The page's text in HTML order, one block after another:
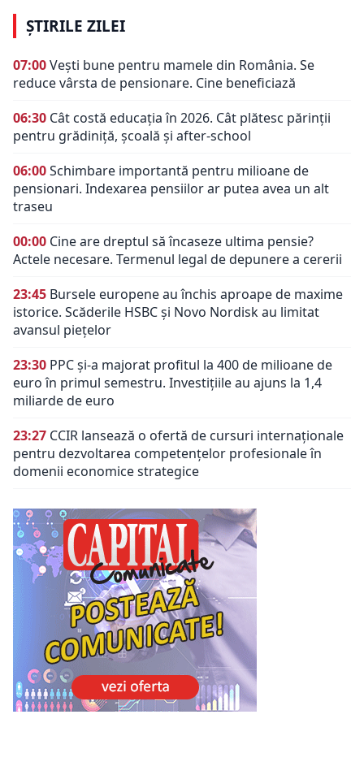
ȘTIRILE ZILEI
07:00Vești bune pentru mamele din România. Se
reduce vârsta de pensionare. Cine beneficiază
06:30 Cât costă educația în 2026. Cât plătesc părinții
pentru grădiniță, școală și after-school
06:00Schimbare importantă pentru milioane de
pensionari. Indexarea pensiilor ar putea avea un alt
traseu
00:00 Cine are dreptul să încaseze ultima pensie?
Actele necesare. Termenul legal de depunere a cererii
23:45 Bursele europene au închis aproape de maxime
istorice. Scăderile HSBC și Novo Nordisk au limitat
avansul piețelor
23:30 PPC și-a majorat profitul la 400 de milioane de
euro în primul semestru. Investițiile au ajuns la 1,4
miliarde de euro
23:27 CCIR lansează o ofertă de cursuri internaționale
pentru dezvoltarea competențelor profesionale în
domenii economice strategice